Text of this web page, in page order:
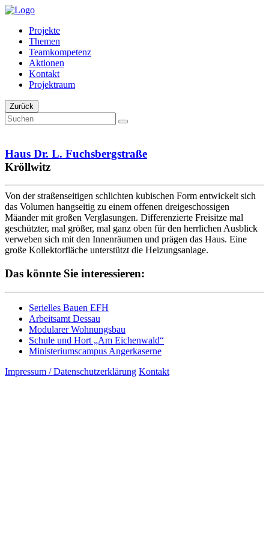
Projekte
Themen
Teamkompetenz
Aktionen
Kontakt
Projektraum
Zurück
Haus Dr. L. Fuchsbergstraße
Kröllwitz
Von der straßenseitigen schlichten kubischen Form entwickelt sich
das Volumen hangseitig zu einem offenen dreigeschossigen
Mäander mit großen Verglasungen. Differenzierte Freisitze mal
geschützter, mal größer, mal ganz oben für den herrlichen Ausblick
verweben sich mit den Innenräumen und prägen das Haus. Eine
große Kollektorfläche unterstützt die Heizungsanlage.
Das könnte Sie interessieren:
Serielles Bauen EFH
Arbeitsamt Dessau
Modularer Wohnungsbau
Schule und Hort „Am Eichenwald“
Ministeriumscampus Angerkaserne
Impressum / Datenschutzerklärung Kontakt